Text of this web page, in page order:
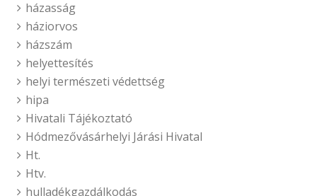
házasság
háziorvos
házszám
helyettesítés
helyi természeti védettség
hipa
Hivatali Tájékoztató
Hódmezővásárhelyi Járási Hivatal
Ht.
Htv.
hulladékgazdálkodás